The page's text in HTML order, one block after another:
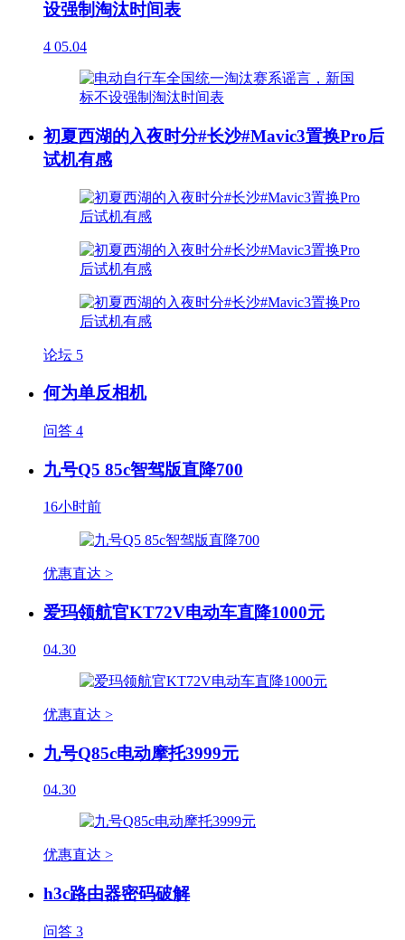
设强制淘汰时间表
4 05.04
初夏西湖的入夜时分#长沙#Mavic3置换Pro后
试机有感
论坛 5
何为单反相机
问答 4
九号Q5 85c智驾版直降700
16小时前
优惠直达 >
爱玛领航官KT72V电动车直降1000元
04.30
优惠直达 >
九号Q85c电动摩托3999元
04.30
优惠直达 >
h3c路由器密码破解
问答 3